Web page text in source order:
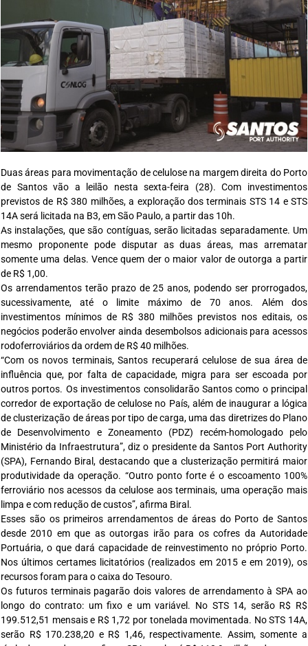
Duas áreas para movimentação de celulose na margem direita do Porto
de Santos vão a leilão nesta sexta-feira (28). Com investimentos
previstos de R$ 380 milhões, a exploração dos terminais STS 14 e STS
14A será licitada na B3, em São Paulo, a partir das 10h.
As instalações, que são contíguas, serão licitadas separadamente. Um
mesmo proponente pode disputar as duas áreas, mas arrematar
somente uma delas. Vence quem der o maior valor de outorga a partir
de R$ 1,00.
Os arrendamentos terão prazo de 25 anos, podendo ser prorrogados,
sucessivamente, até o limite máximo de 70 anos. Além dos
investimentos mínimos de R$ 380 milhões previstos nos editais, os
negócios poderão envolver ainda desembolsos adicionais para acessos
rodoferroviários da ordem de R$ 40 milhões.
“Com os novos terminais, Santos recuperará celulose de sua área de
influência que, por falta de capacidade, migra para ser escoada por
outros portos. Os investimentos consolidarão Santos como o principal
corredor de exportação de celulose no País, além de inaugurar a lógica
de clusterização de áreas por tipo de carga, uma das diretrizes do Plano
de Desenvolvimento e Zoneamento (PDZ) recém-homologado pelo
Ministério da Infraestrutura”, diz o presidente da Santos Port Authority
(SPA), Fernando Biral, destacando que a clusterização permitirá maior
produtividade da operação. “Outro ponto forte é o escoamento 100%
ferroviário nos acessos da celulose aos terminais, uma operação mais
limpa e com redução de custos”, afirma Biral.
Esses são os primeiros arrendamentos de áreas do Porto de Santos
desde 2010 em que as outorgas irão para os cofres da Autoridade
Portuária, o que dará capacidade de reinvestimento no próprio Porto.
Nos últimos certames licitatórios (realizados em 2015 e em 2019), os
recursos foram para o caixa do Tesouro.
Os futuros terminais pagarão dois valores de arrendamento à SPA ao
longo do contrato: um fixo e um variável. No STS 14, serão R$ R$
199.512,51 mensais e R$ 1,72 por tonelada movimentada. No STS 14A,
serão R$ 170.238,20 e R$ 1,46, respectivamente. Assim, somente a